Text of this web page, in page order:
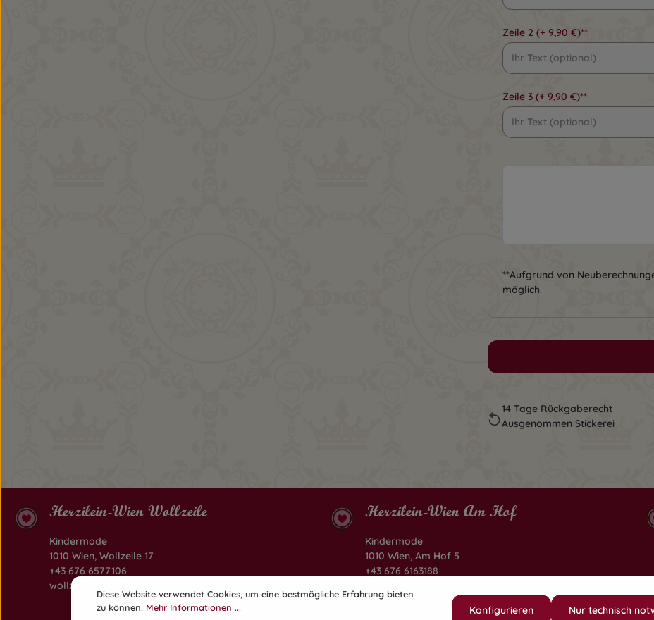
Zeile 2 (+ 9,90 €)**
Zeile 3 (+ 9,90 €)**
**Aufgrund von
möglich.
14 Tage Rückgaberecht
Ausgenommen Stickerei
Herzilein-Wien Wollzeile
Kindermode
1010 Wien, Wollzeile 17
+43 676 6577106
wollzeile@herzilein-wien.at
Herzilein-Wien Am Hof
Kindermode
1010 Wien, Am Hof 5
+43 676 6163188
Diese Website verwendet Cookies, um eine bestmögliche Erfahrung bieten
zu können. Mehr Informationen ... Nur technisch
Konfigurieren